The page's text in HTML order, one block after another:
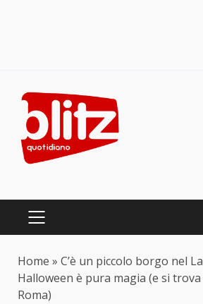
content
PRIMARY
Home » C’è un piccolo borgo nel
Halloween è pura magia (e si trova
Roma)